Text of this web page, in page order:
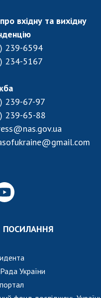
бюджет НАН України
складу НАН України
ПРЕЗИДІЇ НАН
ВИДАННЯ
НАС
НАН УКРАЇНИ
вхідну та вихідну
239-6594
234-5167
239-67-97
239-65-88
ПОСИЛАННЯ
України